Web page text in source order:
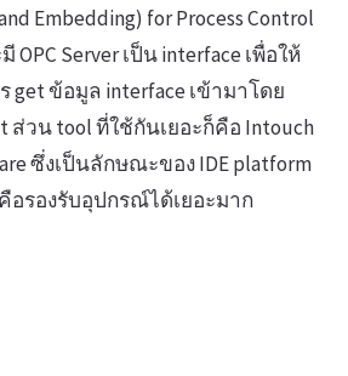
Embedding) for Process Control
Server เป็น interface เพื่อให้
get ข้อมูล interface เข้ามาโดย
ส่วน tool ที่ใช้กันเยอะก็คือ Intouch
ซึ่งเป็นลักษณะของ IDE platform
อรองรับอุปกรณ์ได้เยอะมาก